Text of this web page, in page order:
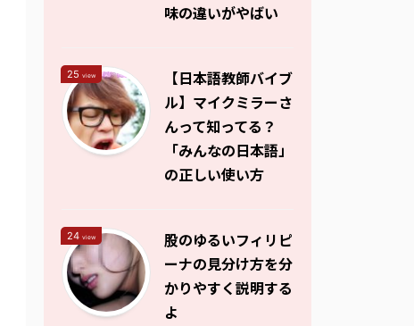
味の違いがやばい
25 view
【日本語教師バイブ
ル】マイクミラーさ
んって知ってる？
「みんなの日本語」
の正しい使い方
24 view
股のゆるいフィリピ
ーナの見分け方を分
かりやすく説明する
よ